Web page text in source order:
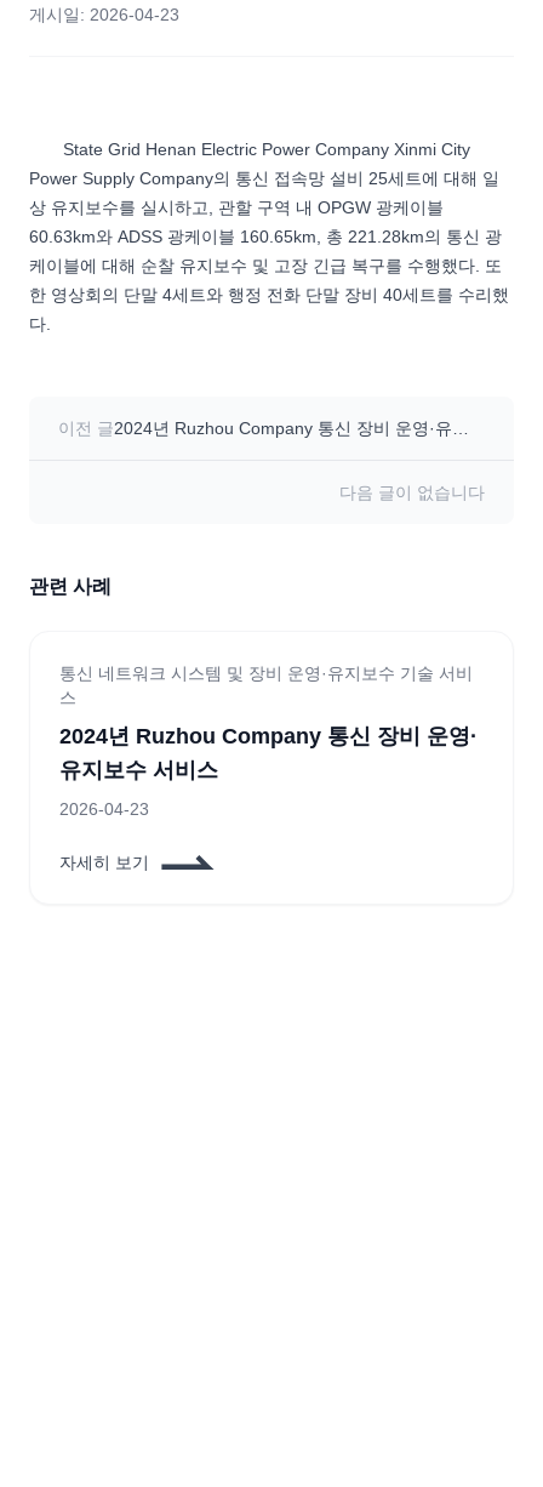
게시일: 2026-04-23
State Grid Henan Electric Power Company Xinmi City
Power Supply Company의 통신 접속망 설비 25세트에 대해 일
상 유지보수를 실시하고, 관할 구역 내 OPGW 광케이블
60.63km와 ADSS 광케이블 160.65km, 총 221.28km의 통신 광
케이블에 대해 순찰 유지보수 및 고장 긴급 복구를 수행했다. 또
한 영상회의 단말 4세트와 행정 전화 단말 장비 40세트를 수리했
다.
이전 글2024년 Ruzhou Company 통신 장비 운영·유지
다음 글이 없습니다
관련 사례
통신 네트워크 시스템 및 장비 운영·유지보수 기술 서비
스
2024년 Ruzhou Company 통신 장비 운영·
유지보수 서비스
2026-04-23
자세히 보기